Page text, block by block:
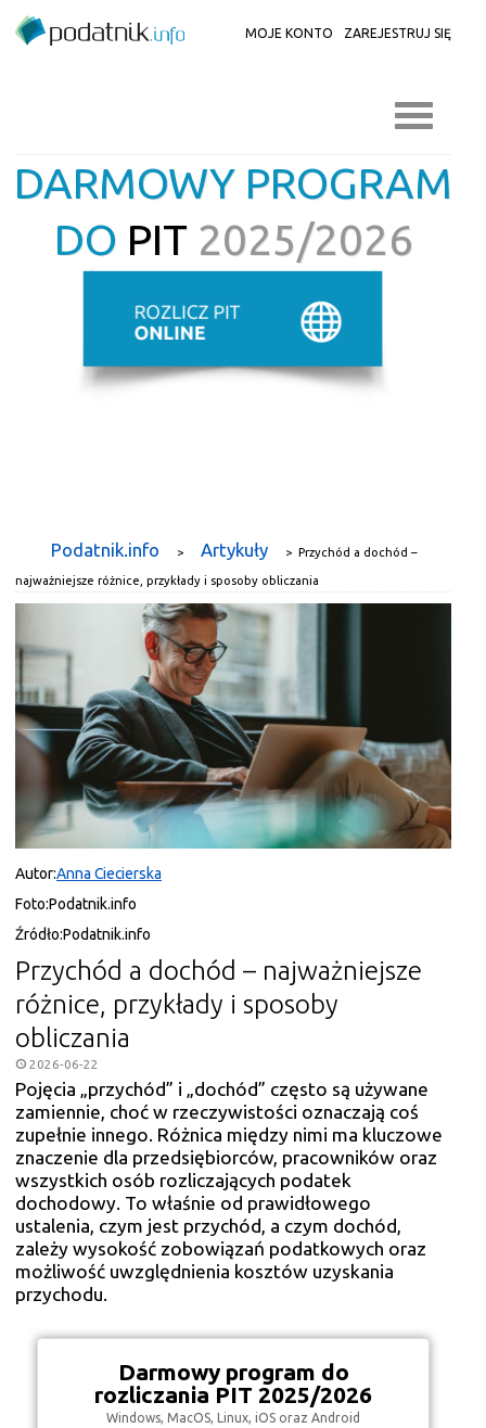
MOJE KONTO ZAREJESTRUJ SIĘ
DARMOWY PROGRAM
DO PIT 2025/2026
Podatnik.info > Artykuły > Przychód a dochód –
najważniejsze różnice, przykłady i sposoby obliczania
Autor:Anna Ciecierska
Foto:Podatnik.info
Źródło:Podatnik.info
Przychód a dochód – najważniejsze
różnice, przykłady i sposoby
obliczania
2026-06-22
Pojęcia „przychód” i „dochód” często są używane
zamiennie, choć w rzeczywistości oznaczają coś
zupełnie innego. Różnica między nimi ma kluczowe
znaczenie dla przedsiębiorców, pracowników oraz
wszystkich osób rozliczających podatek
dochodowy. To właśnie od prawidłowego
ustalenia, czym jest przychód, a czym dochód,
zależy wysokość zobowiązań podatkowych oraz
możliwość uwzględnienia kosztów uzyskania
przychodu.
Darmowy program do
rozliczania PIT 2025/2026
Windows, MacOS, Linux, iOS oraz Android